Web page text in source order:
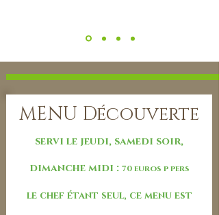
MENU Découverte
servi le jeudi, samedi soir,
dimanche midi : 70 euros p pers
le chef étant seul, ce menu est